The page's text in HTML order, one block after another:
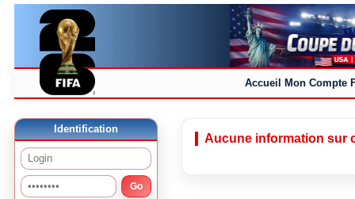
Accueil Mon Compte
Identification
Go
Aucune information sur